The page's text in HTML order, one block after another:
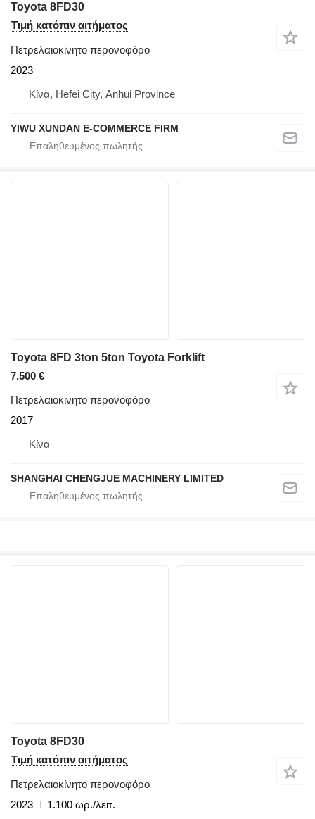
Toyota 8FD30
Τιμή κατόπιν αιτήματος
Πετρελαιοκίνητο περονοφόρο
2023
Κίνα, Hefei City, Anhui Province
YIWU XUNDAN E-COMMERCE FIRM
Toyota 8FD 3ton 5ton Toyota Forklift
7.500 €
Πετρελαιοκίνητο περονοφόρο
2017
Κίνα
SHANGHAI CHENGJUE MACHINERY LIMITED
Toyota 8FD30
Τιμή κατόπιν αιτήματος
Πετρελαιοκίνητο περονοφόρο
2023
1.100 ωρ./λειτ.